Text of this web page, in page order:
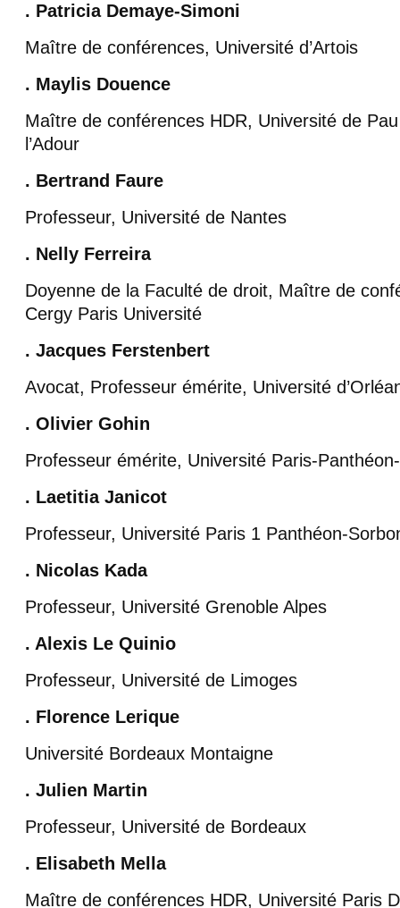
. Patricia Demaye-Simoni
Maître de conférences, Université d’Artois
. Maylis Douence
Maître de conférences HDR, Université de
l’Adour
. Bertrand Faure
Professeur, Université de Nantes
. Nelly Ferreira
Doyenne de la Faculté de droit, Maître de
Cergy Paris Université
. Jacques Ferstenbert
Avocat, Professeur émérite, Université
. Olivier Gohin
Professeur émérite, Université Paris-
. Laetitia Janicot
Professeur, Université Paris 1 Panthéon-
. Nicolas Kada
Professeur, Université Grenoble Alpes
. Alexis Le Quinio
Professeur, Université de Limoges
. Florence Lerique
Université Bordeaux Montaigne
. Julien Martin
Professeur, Université de Bordeaux
. Elisabeth Mella
Maître de conférences HDR, Université Paris